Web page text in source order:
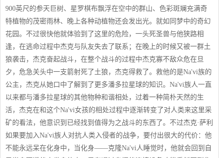
900英尺的参天巨树、星罗棋布飘浮在空中的群山、色彩斑斓充满奇
特植物的茂密雨林、晚上各种动植物还会发出光。就如同梦中的奇幻
花园。不过很快他就体验到了这里的危险，一头死圣兽与他狭路相
逢，在逃命过程中杰克与队友失去了联系；在晚上的时候又被一群土
狼袭击，杰克奋起战斗，在整个战斗的过程中杰克寡不敌众危在旦
夕，危急关头中一支箭射死了土狼，杰克得救了。救他的是Na'vi族的
公主，杰克从她口中了解到了更多潘多拉星球的知识。Na'vi族人一直
以来都与潘多拉星球的其他物种和谐相处，过着一种简朴天然的生
活，杰克在和这个Na'vi女孩的相处过程中逐渐转变了对人类来这里采
矿的看法，他意识到已经找到值得为之战斗的东西了。不过杰克·萨利
如果要加入Na'vi族人对抗人类入侵者的战争，要付出很大的代价：他
不能永远呆在化身中，当化身——克隆Na'vi人睡觉时，他就会回到自